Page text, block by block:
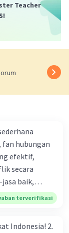
Teacher
fan hubungan
efektif,
baik,
bawah
yang
terverifikasi
Indonesia! 2.